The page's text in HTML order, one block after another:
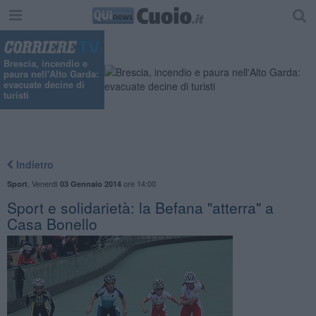
Brescia, incendio e
paura nell'Alto Garda:
evacuate decine di
turisti
Indietro
Sport Venerdì 03 Gennaio 2014ore 14:00
Sport e solidarietà: la Befana "atterra" a
Casa Bonello